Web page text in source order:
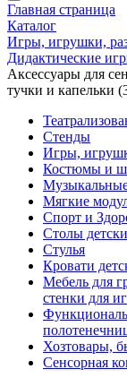
Главная страница
Каталог
Игры, игрушки,
Дидактические
Аксессуары для
тучки и капельки
Стенды
Игры,
Костюмы и
Мягкие
Спорт и
Столы
Стулья
Кровати
Мебель для
стенки для
Хозтовары,
Сенсорная